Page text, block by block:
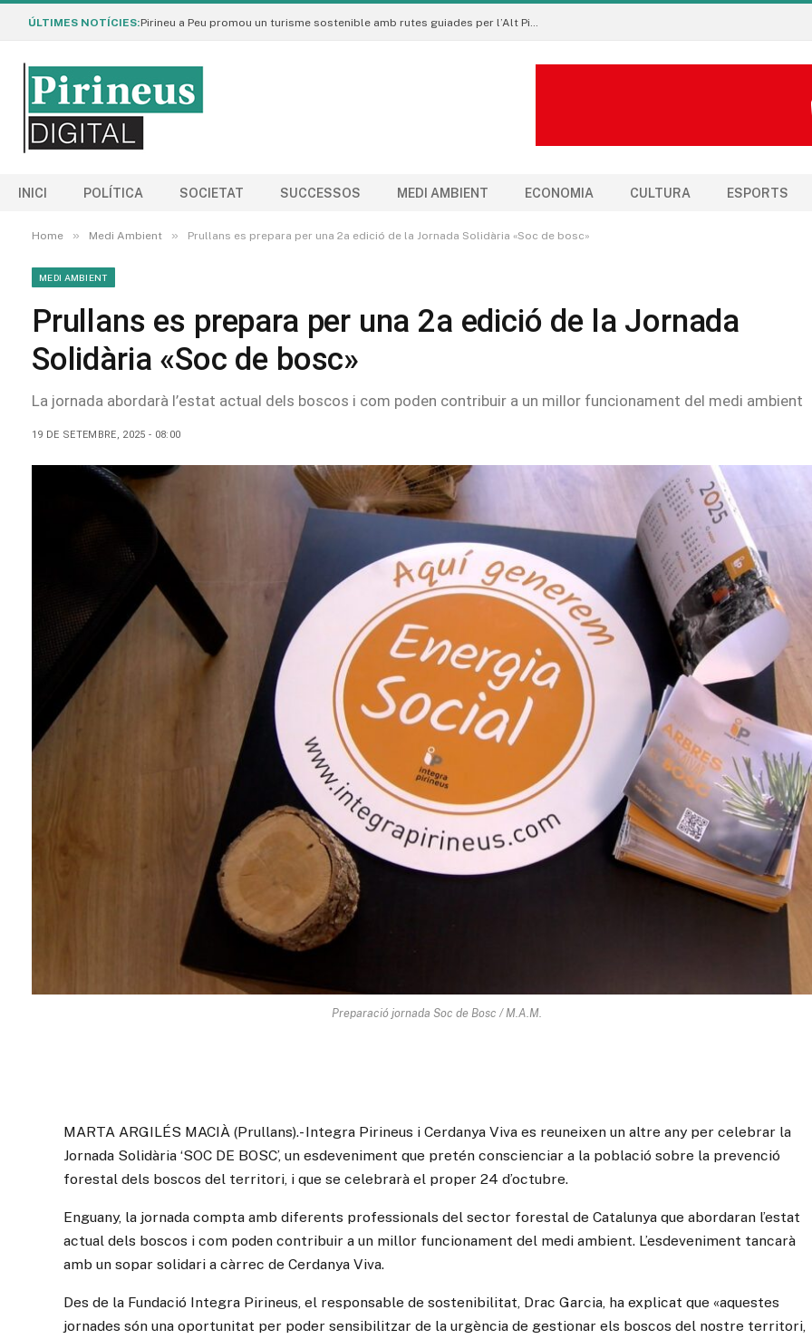
ÚLTIMES NOTÍCIES: Pirineu a Peu promou un turisme sostenible amb rutes guiades per l’Alt Pirineu i l’Aran
INICI POLÍTICA SOCIETAT SUCCESSOS MEDI AMBIENT ECONOMIA CULTURA ESPORTS
Home » Medi Ambient » Prullans es prepara per una 2a edició de la Jornada Solidària «Soc de bosc»
MEDI AMBIENT
Prullans es prepara per una 2a edició de la Jornada
Solidària «Soc de bosc»
La jornada abordarà l’estat actual dels boscos i com poden contribuir a un millor funcionament del medi ambient
19 DE SETEMBRE, 2025 - 08:00
Preparació jornada Soc de Bosc / M.A.M.
MARTA ARGILÉS MACIÀ (Prullans).-Integra Pirineus i Cerdanya Viva es reuneixen un altre any per celebrar la
Jornada Solidària ‘SOC DE BOSC’, un esdeveniment que pretén conscienciar a la població sobre la prevenció
forestal dels boscos del territori, i que se celebrarà el proper 24 d’octubre.
Enguany, la jornada compta amb diferents professionals del sector forestal de Catalunya que abordaran l’estat
actual dels boscos i com poden contribuir a un millor funcionament del medi ambient. L’esdeveniment tancarà
amb un sopar solidari a càrrec de Cerdanya Viva.
Des de la Fundació Integra Pirineus, el responsable de sostenibilitat, Drac Garcia, ha explicat que «aquestes
jornades són una oportunitat per poder sensibilitzar de la urgència de gestionar els boscos del nostre territori,